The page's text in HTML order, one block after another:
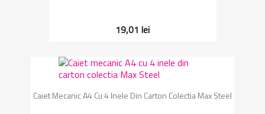
19,01 lei
Caiet Mecanic A4 Cu 4 Inele Din Carton Colectia Max Steel